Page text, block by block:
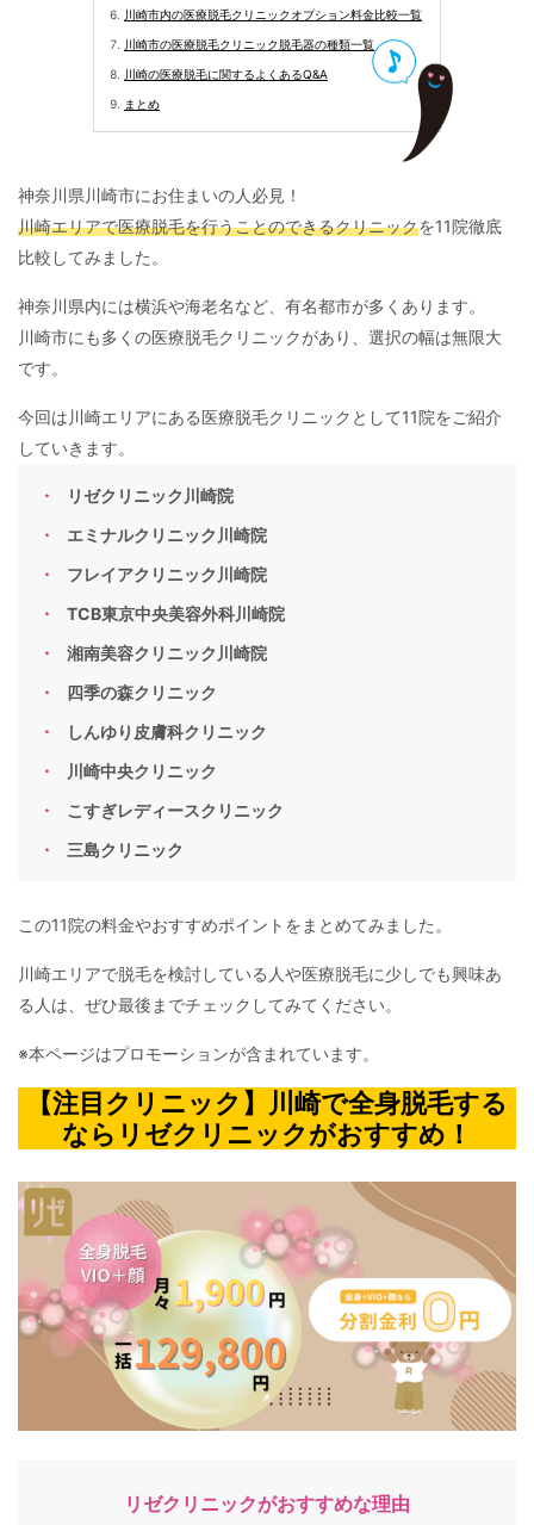
川崎市内の医療脱毛クリニックオプション料金比較一覧
川崎市の医療脱毛クリニック脱毛器の種類一覧
川崎の医療脱毛に関するよくあるQ&A
まとめ
神奈川県川崎市にお住まいの人必見！
川崎エリアで医療脱毛を行うことのできるクリニックを11院徹底
比較してみました。
神奈川県内には横浜や海老名など、有名都市が多くあります。
川崎市にも多くの医療脱毛クリニックがあり、選択の幅は無限大
です。
今回は川崎エリアにある医療脱毛クリニックとして11院をご紹介
していきます。
リゼクリニック川崎院
エミナルクリニック川崎院
フレイアクリニック川崎院
TCB東京中央美容外科川崎院
湘南美容クリニック川崎院
四季の森クリニック
しんゆり皮膚科クリニック
川崎中央クリニック
こすぎレディースクリニック
三島クリニック
この11院の料金やおすすめポイントをまとめてみました。
川崎エリアで脱毛を検討している人や医療脱毛に少しでも興味あ
る人は、ぜひ最後までチェックしてみてください。
※本ページはプロモーションが含まれています。
【注目クリニック】川崎で全身脱毛する
ならリゼクリニックがおすすめ！
リゼクリニックがおすすめな理由